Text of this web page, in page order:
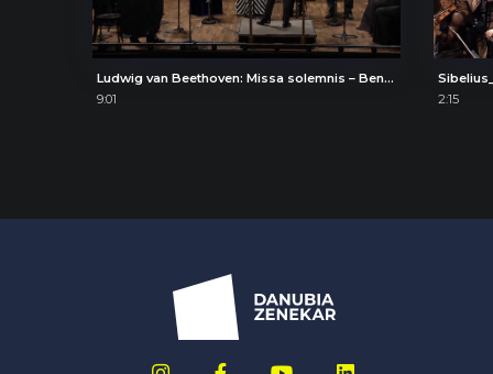
Ludwig van Beethoven: Missa solemnis – Benedictus
9:01
2:15